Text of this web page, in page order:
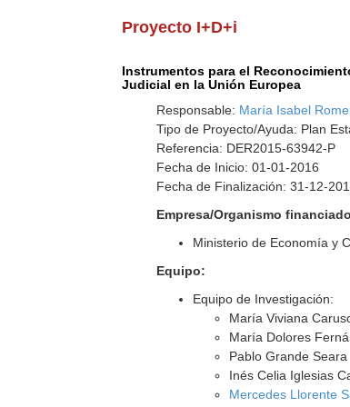
Proyecto I+D+i
Instrumentos para el
Judicial en la Unión Europea
Responsable: María Isabel
Tipo de Proyecto/Ayuda: Plan
Referencia: DER2015-63942-P
Fecha de Inicio: 01-01-2016
Fecha de Finalización: 31-12-
Empresa/Organismo
Ministerio de Economía y
Equipo:
Equipo de Investigación:
María Viviana
María Dolores
Pablo Grande Seara
Inés Celia Iglesias
Mercedes Llorente